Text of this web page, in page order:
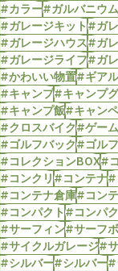
#カラー#ガルバニウ
#ガレージキット#ガ
#ガレージハウス#ガ
#ガレージライフ#ガ
#かわいい物置#ギア
#キャンプ#キャンプ
#キャンプ飯#キャン
#クロスバイク#ゲー
#ゴルフバック#ゴル
#コレクションBOX#
#コンクリ#コンテナ#
#コンテナ倉庫#コン
#コンパクト#コンパ
#サーフィン#サーフ
#サイクルガレージ#
#シルバー#シルバー#